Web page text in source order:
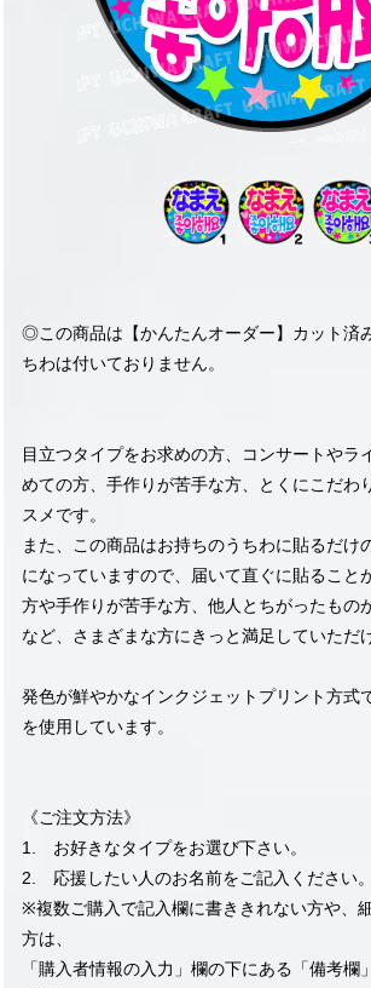
◎この商品は【かんたんオーダー】カット済
ちわは付いておりません。
目立つタイプをお求めの方、コンサートやラ
めての方、手作りが苦手な方、とくにこだわ
スメです。
また、この商品はお持ちのうちわに貼るだけ
になっていますので、届いて直ぐに貼ること
方や手作りが苦手な方、他人とちがったもの
など、さまざまな方にきっと満足していただ
発色が鮮やかなインクジェットプリント方式
を使用しています。
《ご注文方法》
1. お好きなタイプをお選び下さい。
2. 応援したい人のお名前をご記入ください。
※複数ご購入で記入欄に書ききれない方や、
方は、
「購入者情報の入力」欄の下にある「備考欄